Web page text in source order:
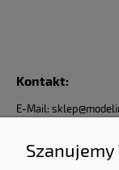
Kontakt:
E-Mail: